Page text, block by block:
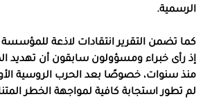
الرسمية.
كما تضمن التقرير انتقادات لاذعة للمؤسسة
إذ رأى خبراء ومسؤولون سابقون أن تهديد
منذ سنوات، خصوصًا بعد الحرب الروسية
لم تطور استجابة كافية لمواجهة الخطر